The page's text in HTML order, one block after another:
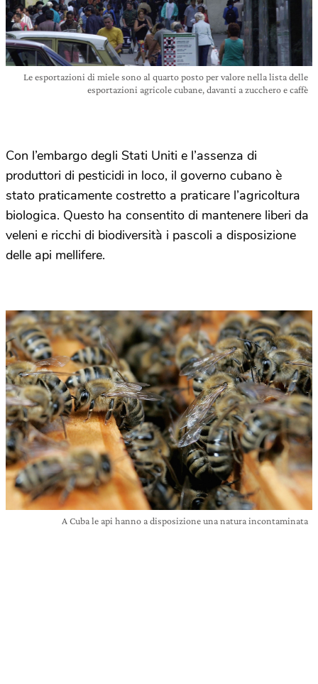
Le esportazioni di miele sono al quarto posto per valore nella lista delle
esportazioni agricole cubane, davanti a zucchero e caffè
Con l’embargo degli Stati Uniti e l’assenza di
produttori di pesticidi in loco, il governo cubano è
stato praticamente costretto a praticare l’agricoltura
biologica. Questo ha consentito di mantenere liberi da
veleni e ricchi di biodiversità i pascoli a disposizione
delle api mellifere.
A Cuba le api hanno a disposizione una natura incontaminata